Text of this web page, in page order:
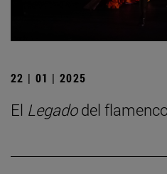
22 | 01 | 2025
El Legadodel